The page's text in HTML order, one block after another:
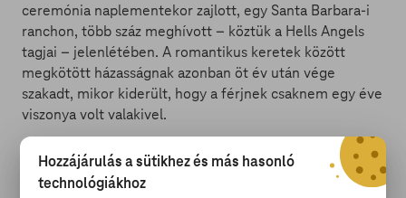
ceremónia naplementekor zajlott, egy Santa Barbara-i
ranchon, több száz meghívott – köztük a Hells Angels
tagjai – jelenlétében. A romantikus keretek között
megkötött házasságnak azonban öt év után vége
szakadt, mikor kiderült, hogy a férjnek csaknem egy éve
viszonya volt valakivel.
Hozzájárulás a sütikhez és más hasonló
technológiákhoz